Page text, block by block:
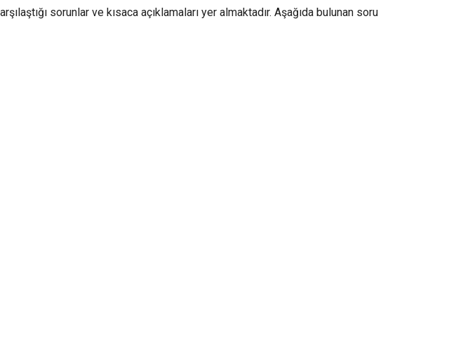
sorunlar ve kısaca açıklamaları yer almaktadır. Aşağıda bulunan soru